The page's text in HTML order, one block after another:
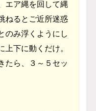
エア縄を回して縄
ねるとご近所迷惑
のみ浮くようにし
下に動くだけ。
たら、３～５セッ